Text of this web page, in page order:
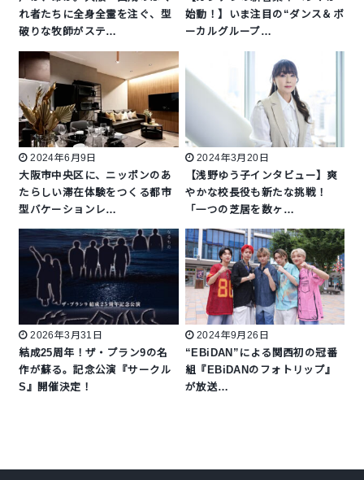
れ者たちに全身全霊を注ぐ、型
破りな牧師がステ…
始動！】いま注目の“ダンス＆ボ
ーカルグループ…
2024年6月9日
大阪市中央区に、ニッポンのあ
たらしい滞在体験をつくる都市
型バケーションレ…
2024年3月20日
【浅野ゆう子インタビュー】爽
やかな校長役も新たな挑戦！
「一つの芝居を数ヶ…
2026年3月31日
結成25周年！ザ・プラン9の名
作が蘇る。記念公演『サークル
S』開催決定！
2024年9月26日
“EBiDAN”による関西初の冠番
組『EBiDANのフォトリップ』
が放送…